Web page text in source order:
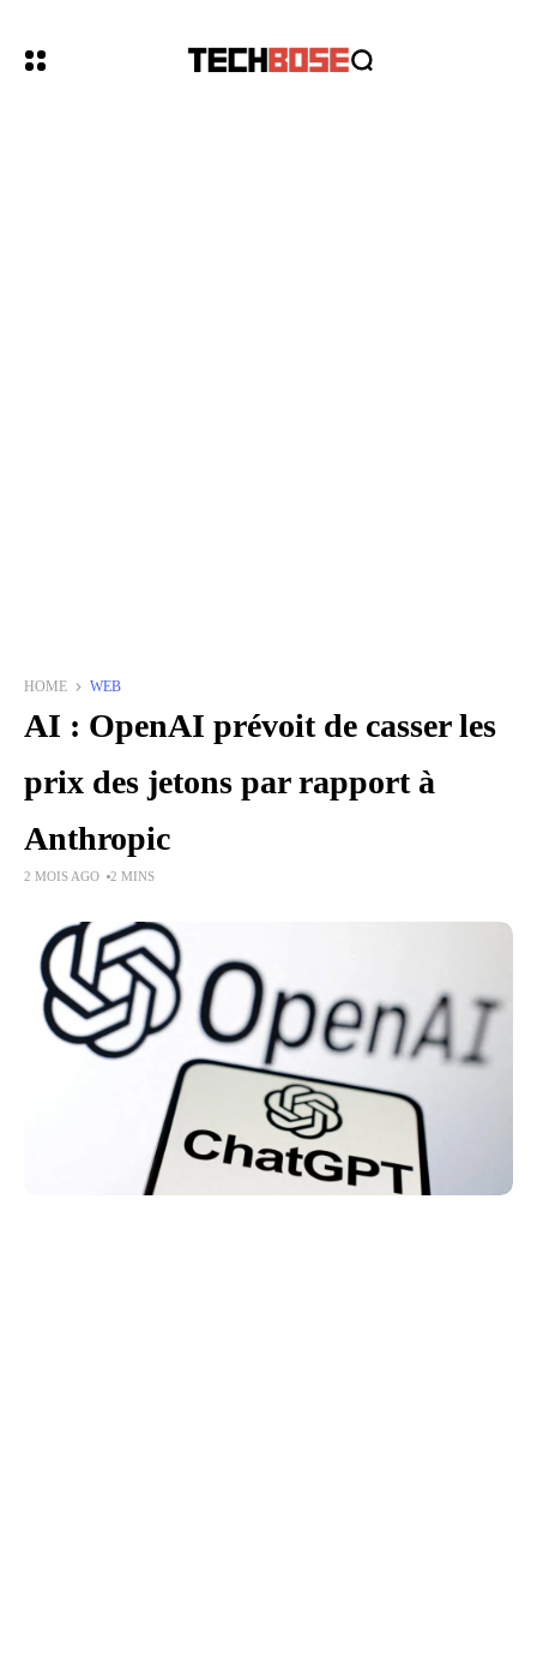
HOME WEB
AI : OpenAI prévoit de casser les
prix des jetons par rapport à
Anthropic
2 MOIS AGO 2 MINS